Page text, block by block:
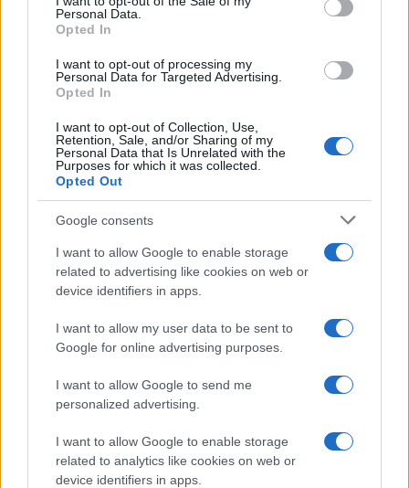
Personal Data.
Opted In
I want to opt-out of processing my
Personal Data for Targeted Advertising.
Opted In
I want to opt-out of Collection, Use,
Retention, Sale, and/or Sharing of my
Personal Data that Is Unrelated with the
Purposes for which it was collected.
Opted Out
Google consents
I want to allow Google to enable storage
related to advertising like cookies on web or
device identifiers in apps.
I want to allow my user data to be sent to
Google for online advertising purposes.
I want to allow Google to send me
personalized advertising.
I want to allow Google to enable storage
related to analytics like cookies on web or
device identifiers in apps.
construire en fonction des nécessités. Cela récompense
haut » de la société française. Comment ne pas remarquer
qu’en facilitant la production de logements intermédiaires
en pleine crise du bâtiment, cela entraînera inévitablement
moins de logements sociaux ?
La suite de l’article est réservée uniquement pour les
abonnés et il vous reste à lire 48.27% de cet article.